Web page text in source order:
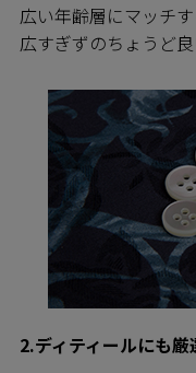
広い年齢層にマッチ
広すぎずのちょうど
2.ディティールにも厳